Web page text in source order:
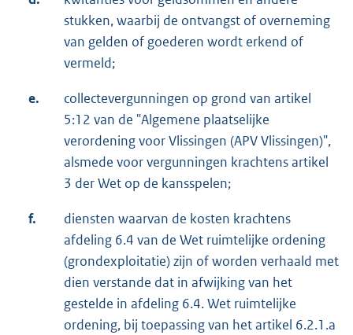
stukken, waarbij de ontvangst of overneming
van gelden of goederen wordt erkend of
vermeld;
e.
collectevergunningen op grond van artikel
5:12 van de "Algemene plaatselijke
verordening voor Vlissingen (APV Vlissingen)",
alsmede voor vergunningen krachtens artikel
3 der Wet op de kansspelen;
f.
diensten waarvan de kosten krachtens
afdeling 6.4 van de Wet ruimtelijke ordening
(grondexploitatie) zijn of worden verhaald met
dien verstande dat in afwijking van het
gestelde in afdeling 6.4. Wet ruimtelijke
ordening, bij toepassing van het artikel 6.2.1.a